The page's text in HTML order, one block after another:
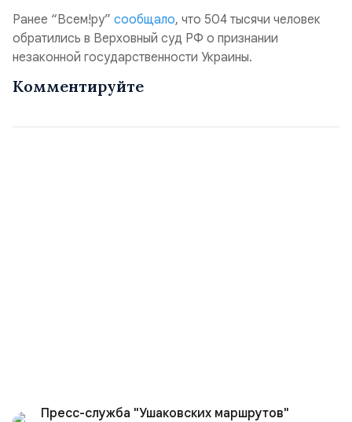
Ранее “Всем!ру” сообщало, что 504 тысячи человек
обратились в Верховный суд РФ о признании
незаконной государственности Украины.
Комментируйте
Пресс-служба "Ушаковских маршрутов"